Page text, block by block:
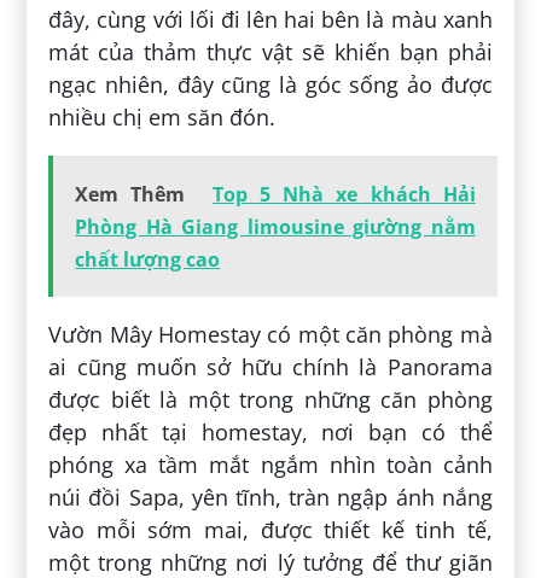
đây, cùng với lối đi lên hai bên là màu xanh
mát của thảm thực vật sẽ khiến bạn phải
ngạc nhiên, đây cũng là góc sống ảo được
nhiều chị em săn đón.
Xem Thêm
Top 5 Nhà xe khách Hải
Phòng Hà Giang limousine giường nằm
chất lượng cao
Vườn Mây Homestay có một căn phòng mà
ai cũng muốn sở hữu chính là Panorama
được biết là một trong những căn phòng
đẹp nhất tại homestay, nơi bạn có thể
phóng xa tầm mắt ngắm nhìn toàn cảnh
núi đồi Sapa, yên tĩnh, tràn ngập ánh nắng
vào mỗi sớm mai, được thiết kế tinh tế,
một trong những nơi lý tưởng để thư giãn